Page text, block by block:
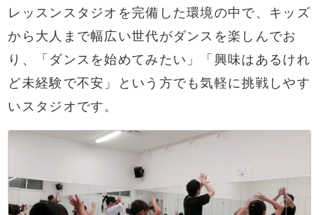
レッスンスタジオを完備した環境の中で、キッズ
から大人まで幅広い世代がダンスを楽しんでお
り、「ダンスを始めてみたい」「興味はあるけれ
ど未経験で不安」という方でも気軽に挑戦しやす
いスタジオです。